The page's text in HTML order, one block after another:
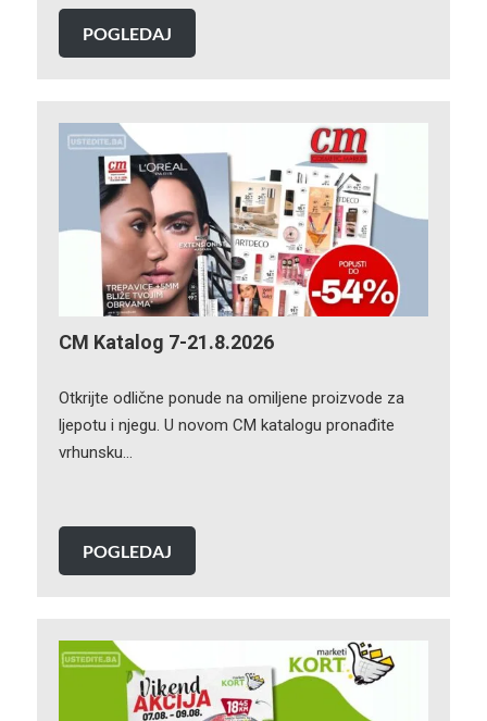
POGLEDAJ
CM Katalog 7-21.8.2026
Otkrijte odlične ponude na omiljene proizvode za
ljepotu i njegu. U novom CM katalogu pronađite
vrhunsku…
POGLEDAJ